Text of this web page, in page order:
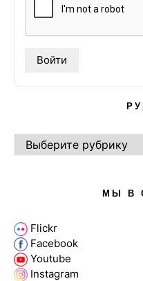
РУБРИКИ
МЫ В
Flickr
Facebook
Youtube
Instagram